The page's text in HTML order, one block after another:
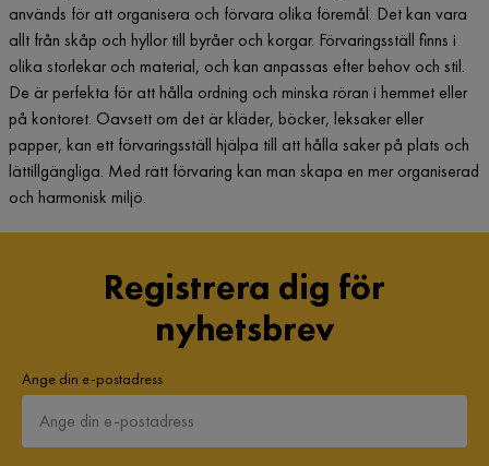
används för att organisera och förvara olika föremål. Det kan vara
allt från skåp och hyllor till byråer och korgar. Förvaringsställ finns i
olika storlekar och material, och kan anpassas efter behov och stil.
De är perfekta för att hålla ordning och minska röran i hemmet eller
på kontoret. Oavsett om det är kläder, böcker, leksaker eller
papper, kan ett förvaringsställ hjälpa till att hålla saker på plats och
lättillgängliga. Med rätt förvaring kan man skapa en mer organiserad
och harmonisk miljö.
Registrera dig för
nyhetsbrev
Ange din e-postadress